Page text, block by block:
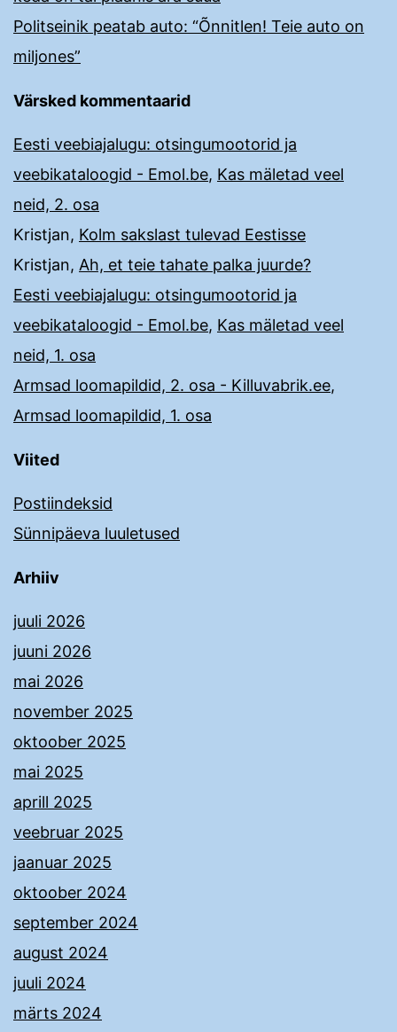
Politseinik peatab auto: “Õnnitlen! Teie auto on
miljones”
Värsked kommentaarid
Eesti veebiajalugu: otsingumootorid ja
veebikataloogid - Emol.be, Kas mäletad veel
neid, 2. osa
Kristjan, Kolm sakslast tulevad Eestisse
Kristjan, Ah, et teie tahate palka juurde?
Eesti veebiajalugu: otsingumootorid ja
veebikataloogid - Emol.be, Kas mäletad veel
neid, 1. osa
Armsad loomapildid, 2. osa - Killuvabrik.ee,
Armsad loomapildid, 1. osa
Viited
Postiindeksid
Sünnipäeva luuletused
Arhiiv
juuli 2026
juuni 2026
mai 2026
november 2025
oktoober 2025
mai 2025
aprill 2025
veebruar 2025
jaanuar 2025
oktoober 2024
september 2024
august 2024
juuli 2024
märts 2024